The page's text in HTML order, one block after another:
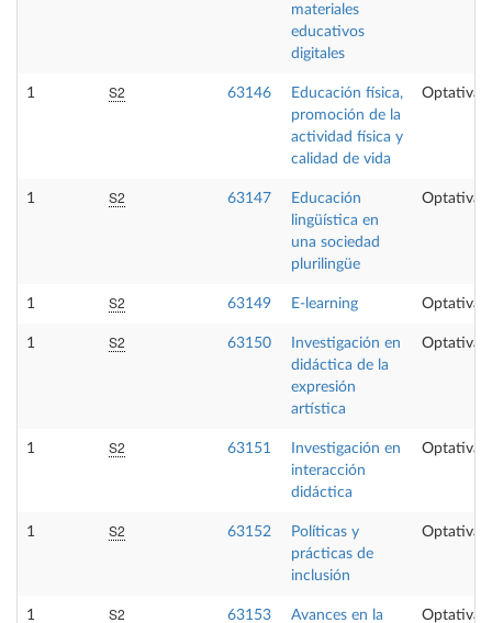
materiales
educativos
digitales
1 S2 63146
Educación física,
promoción de la
actividad física y
calidad de vida
Optativa
1 S2 63147
Educación
lingüística en
una sociedad
plurilingüe
Optativa
1 S2 63149 E-learning Optativa
1 S2 63150
Investigación en
didáctica de la
expresión
artística
Optativa
1 S2 63151
Investigación en
interacción
didáctica
Optativa
1 S2 63152
Políticas y
prácticas de
inclusión
Optativa
1 S2 63153 Avances en la Optativa